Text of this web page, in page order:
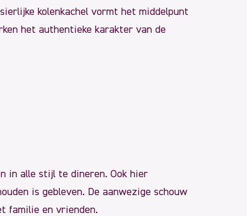
kolenkachel vormt het middelpunt
het authentieke karakter van de
in alle stijl te dineren. Ook hier
is gebleven. De aanwezige schouw
familie en vrienden.